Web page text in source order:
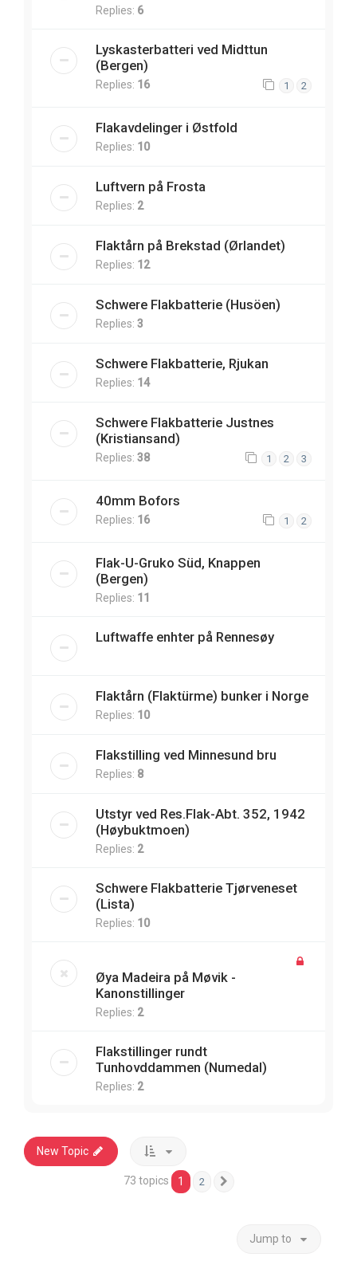
Replies: 6
Lyskasterbatteri ved Midttun
(Bergen)
Replies: 16 1 2
Flakavdelinger i Østfold
Replies: 10
Luftvern på Frosta
Replies: 2
Flaktårn på Brekstad (Ørlandet)
Replies: 12
Schwere Flakbatterie (Husöen)
Replies: 3
Schwere Flakbatterie, Rjukan
Replies: 14
Schwere Flakbatterie Justnes
(Kristiansand)
Replies: 38 1 2 3
40mm Bofors
Replies: 16 1 2
Flak-U-Gruko Süd, Knappen
(Bergen)
Replies: 11
Luftwaffe enhter på Rennesøy
Flaktårn (Flaktürme) bunker i Norge
Replies: 10
Flakstilling ved Minnesund bru
Replies: 8
Utstyr ved Res.Flak-Abt. 352, 1942
(Høybuktmoen)
Replies: 2
Schwere Flakbatterie Tjørveneset
(Lista)
Replies: 10
Øya Madeira på Møvik -
Kanonstillinger
Replies: 2
Flakstillinger rundt
Tunhovddammen (Numedal)
Replies: 2
New Topic
73 topics 1 2
Jump to